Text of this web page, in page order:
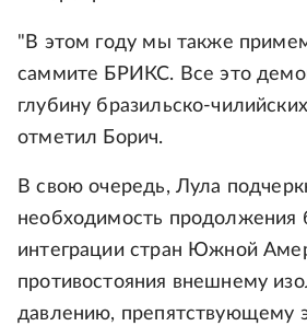
"В этом году мы также
саммите БРИКС. Все это
глубину бразильско-
отметил Борич.
В свою очередь, Лула
необходимость продолжения
интеграции стран Южной
противостояния внешнему
давлению, препятствующему